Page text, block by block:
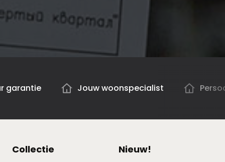
garantie Jouw woonspecialist
Collectie Nieuw!